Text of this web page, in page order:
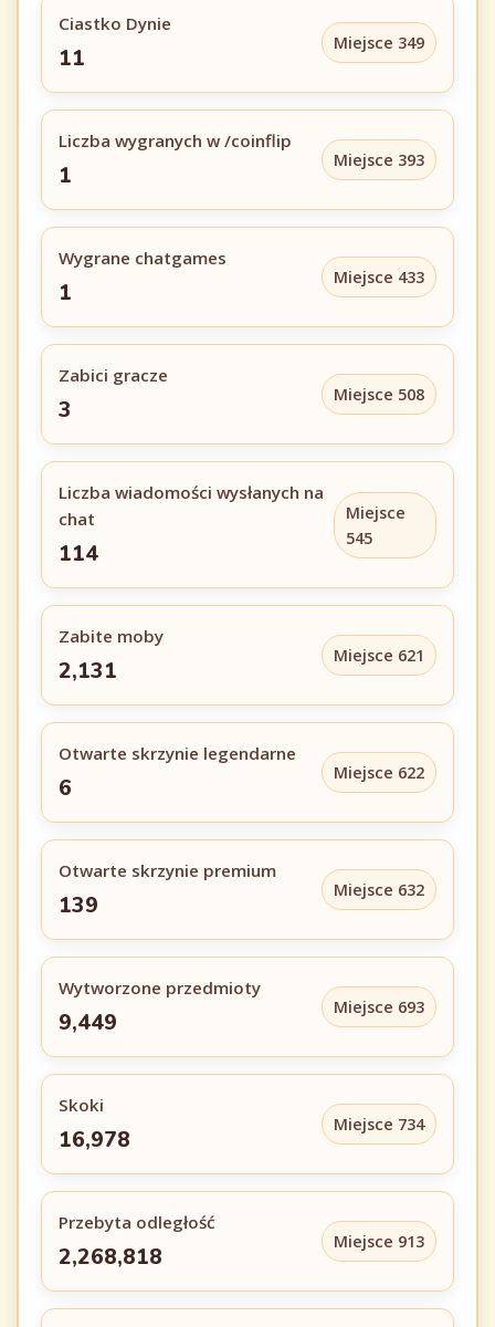
Ciastko Dynie
11
Miejsce 349
Liczba wygranych w /coinflip
1
Miejsce 393
Wygrane chatgames
1
Miejsce 433
Zabici gracze
3
Miejsce 508
Liczba wiadomości wysłanych na
chat
114
Miejsce
545
Zabite moby
2,131
Miejsce 621
Otwarte skrzynie legendarne
6
Miejsce 622
Otwarte skrzynie premium
139
Miejsce 632
Wytworzone przedmioty
9,449
Miejsce 693
Skoki
16,978
Miejsce 734
Przebyta odległość
2,268,818
Miejsce 913